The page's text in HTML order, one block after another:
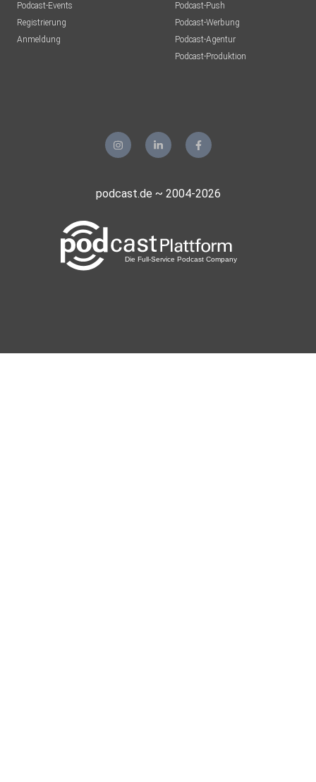
Podcast-Events
Registrierung
Anmeldung
Podcast-Push
Podcast-Werbung
Podcast-Agentur
Podcast-Produktion
podcast.de ~ 2004-2026